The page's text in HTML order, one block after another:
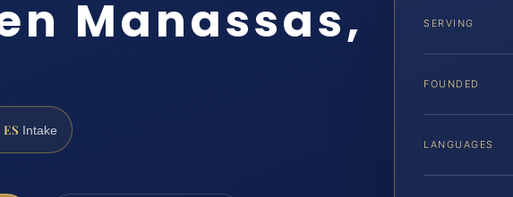
Manassas,
ES Intake
SERVING
FOUNDED
LANGUAGES